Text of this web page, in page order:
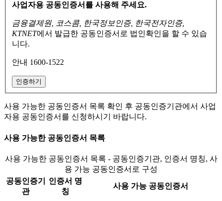
사업자용 공동인증서를 사용해 주세요.
금융결제원, 코스콤, 한국정보인증, 한국전자인증,
KTNET에서 발급한 공동인증서로 법인확인을 할 수 있습
니다.
안내 1600-1522
인증하기
사용 가능한 공동인증서 목록 확인 후 공동인증기관에서 사업
자용 공동인증서를 신청하시기 바랍니다.
사용 가능한 공동인증서 목록
사용 가능한 공동인증서 목록 - 공동인증기관, 인증서 명칭, 사
용 가능 공동인증서로 구성
공동인증기
관
인증서 명
칭
사용 가능 공동인증서